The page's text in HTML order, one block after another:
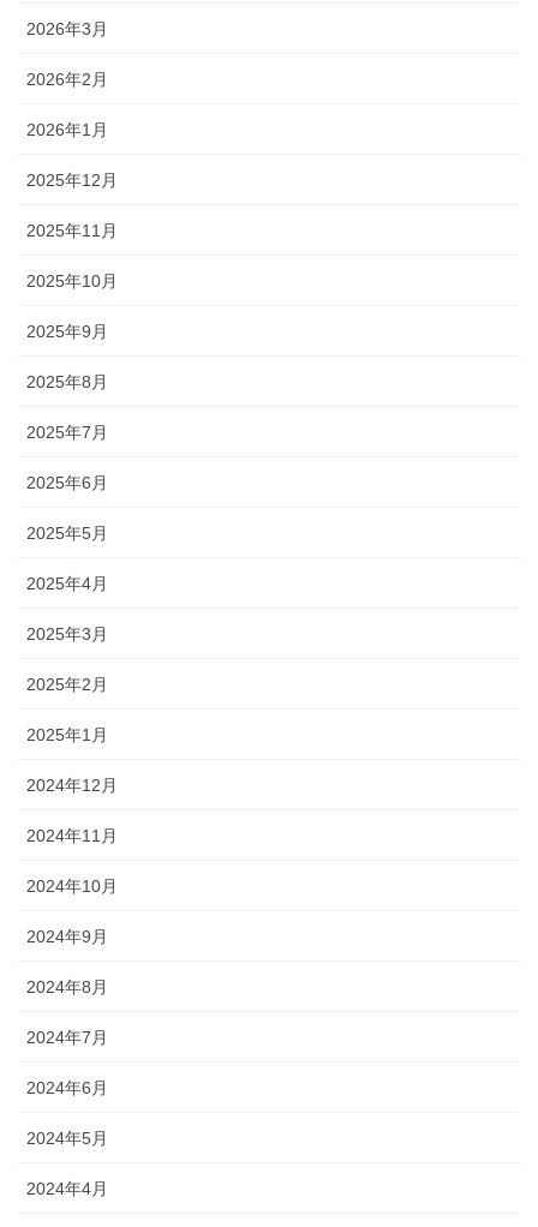
2026年3月
2026年2月
2026年1月
2025年12月
2025年11月
2025年10月
2025年9月
2025年8月
2025年7月
2025年6月
2025年5月
2025年4月
2025年3月
2025年2月
2025年1月
2024年12月
2024年11月
2024年10月
2024年9月
2024年8月
2024年7月
2024年6月
2024年5月
2024年4月